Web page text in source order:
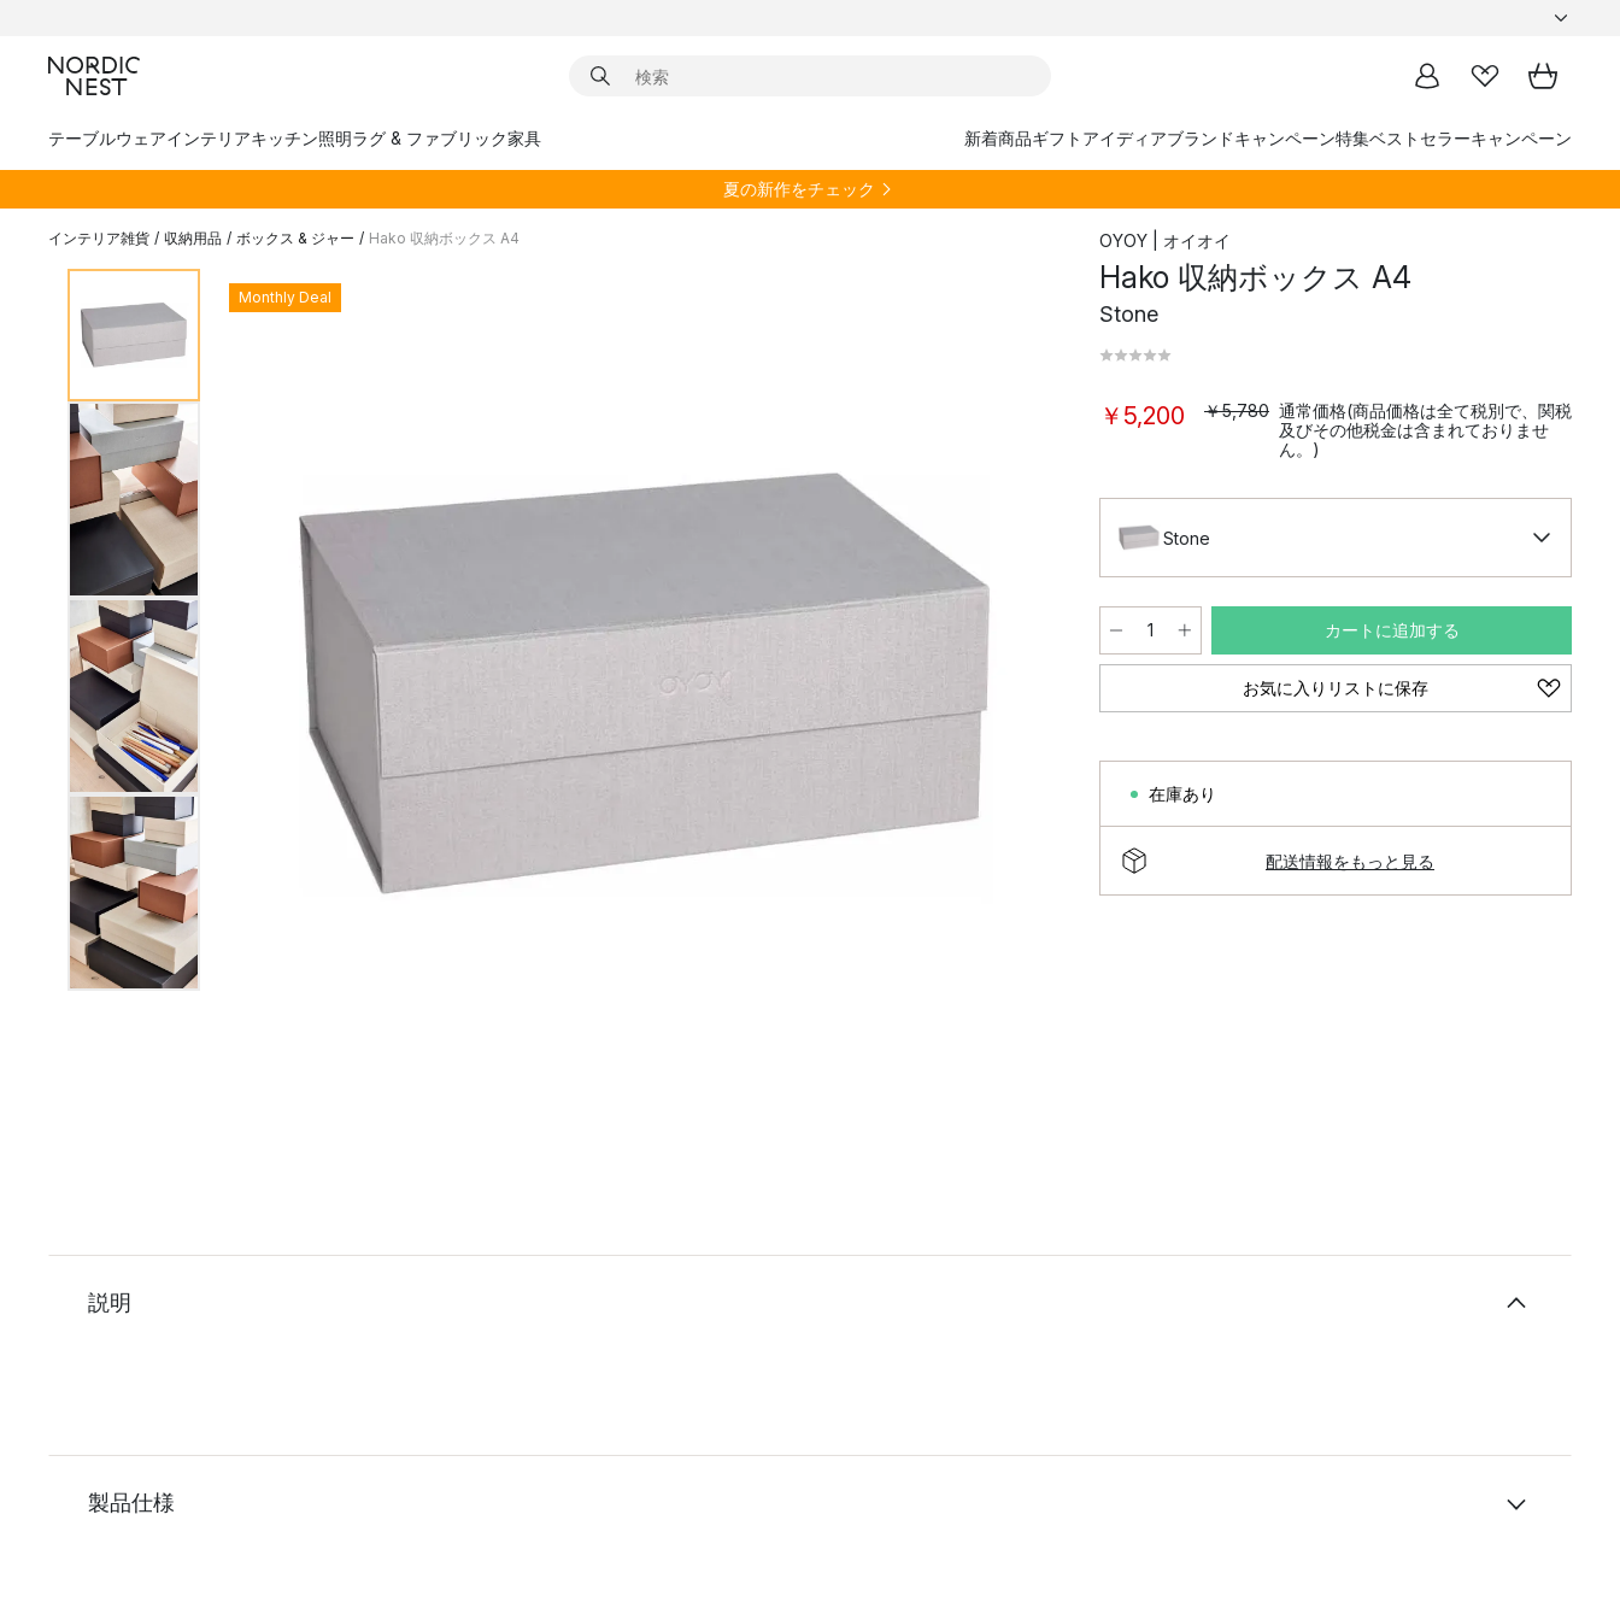
テーブルウェアインテリアキッチン照明ラグ & ファブリック家具 新着商品ギフトアイディアブランドキャンペーン特集ベストセラーキャンペーン
夏の新作をチェック
インテリア雑貨 / 収納用品 / ボックス & ジャー / Hako 収納ボックス A4
Monthly Deal
OYOY | オイオイ
Hako 収納ボックス A4
Stone
￥5,200 ￥5,780 通常価格(商品価格は全て税別で、関税
及びその他税金は含まれておりませ
ん。)
Stone
カートに追加する
お気に入りリストに保存
在庫あり
配送情報をもっと見る
説明
製品仕様